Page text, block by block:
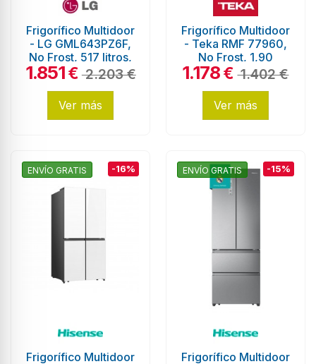
Frigorífico Multidoor
- LG GML643PZ6F,
No Frost, 517 litros,
1.78 metros, Ancho
83,6cm,...
1.851€ 2.203 €
Ver más
Frigorífico Multidoor
- Teka RMF 77960,
No Frost, 1,90
metros, Inox
1.178€ 1.402 €
Ver más
ENVÍO GRATIS -16%
Frigorífico Multidoor
ENVÍO GRATIS -15%
Frigorífico Multidoor